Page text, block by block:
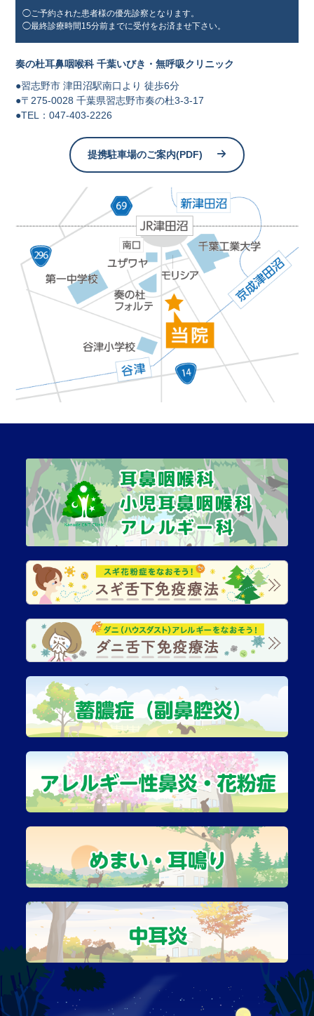
◯ご予約された患者様の優先診察となります。
◯最終診療時間15分前までに受付をお済ませ下さい。
奏の杜耳鼻咽喉科 千葉いびき・無呼吸クリニック
●習志野市 津⽥沼駅南⼝より 徒歩6分
●〒275-0028 千葉県習志野市奏の杜3-3-17
●TEL：047-403-2226
提携駐車場のご案内(PDF)